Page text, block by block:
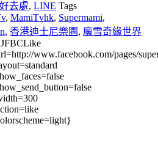
去處, LINE Tags
, MamiTvhk, Supermami,
, 香港迪士尼樂園 , 魔雪奇緣世界
www.facebook.com/pages/